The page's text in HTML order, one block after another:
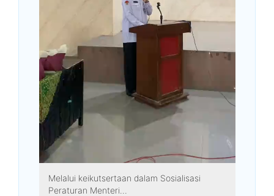
Melalui keikutsertaan dalam Sosialisasi
Peraturan Menteri...